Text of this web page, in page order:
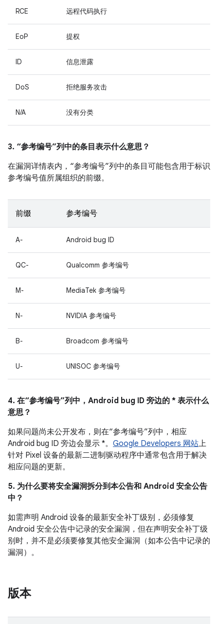
RCE 远程代码执行
EoP 提权
ID 信息泄露
DoS 拒绝服务攻击
N/A 没有分类
3. “参考编号”列中的条目表示什么意思？
在漏洞详情表内，“参考编号”列中的条目可能包含用于标识
参考编号值所属组织的前缀。
前缀 参考编号
A- Android bug ID
QC- Qualcomm 参考编号
M- MediaTek 参考编号
N- NVIDIA 参考编号
B- Broadcom 参考编号
U- UNISOC 参考编号
4. 在“参考编号”列中，Android bug ID 旁边的 * 表示什么
意思？
如果问题尚未公开发布，则在“参考编号”列中，相应
Android bug ID 旁边会显示 *。 Google Developers 网站上
针对 Pixel 设备的最新二进制驱动程序中通常包含用于解决
相应问题的更新。
5. 为什么要将安全漏洞拆分到本公告和 Android 安全公告
中？
如需声明 Android 设备的最新安全补丁级别，必须修复
Android 安全公告中记录的安全漏洞，但在声明安全补丁级
别时，并不是必须要修复其他安全漏洞（如本公告中记录的
漏洞）。
版本